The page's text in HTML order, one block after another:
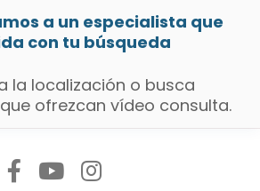
a un especialista que
con tu búsqueda
la localización o busca
ofrezcan vídeo consulta.